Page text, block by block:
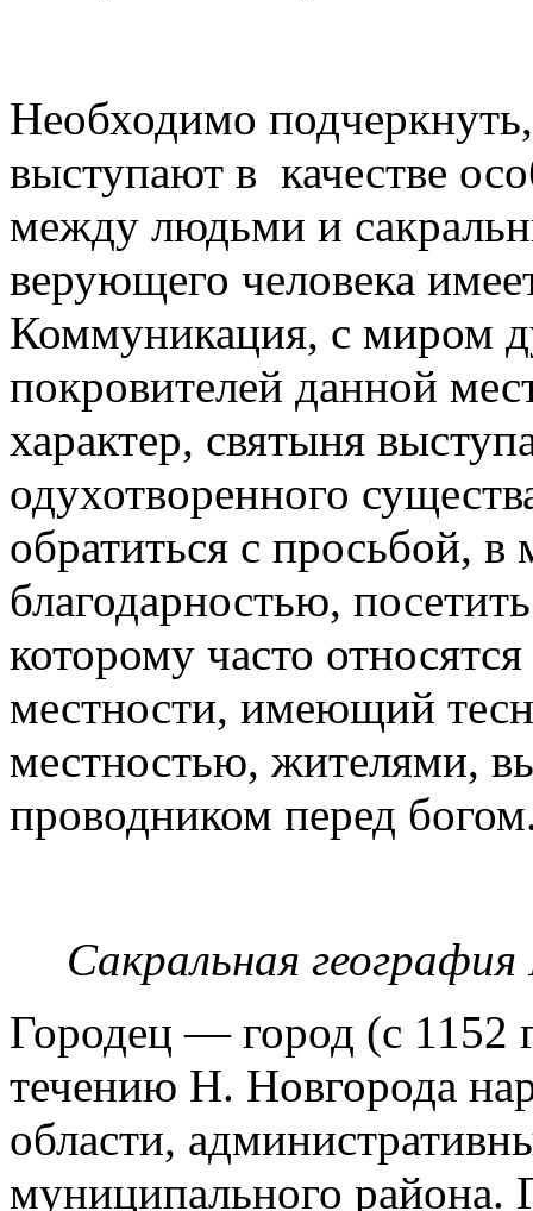
Необходимо
выступают в качестве
между людьми и
верующего человека
Коммуникация, с миром
покровителей данной
характер, святыня
одухотворенного
обратиться с просьбой, в
благодарностью,
которому часто
местности, имеющий
местностью, жителями,
проводником перед
Сакральная
Городец — город (с 1152
течению Н. Новгорода
области,
муниципального района.